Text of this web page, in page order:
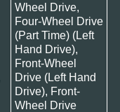
Wheel Drive,
Four-Wheel Drive
(Part Time) (Left
Hand Drive),
Front-Wheel
Drive (Left Hand
Drive), Front-
Wheel Drive